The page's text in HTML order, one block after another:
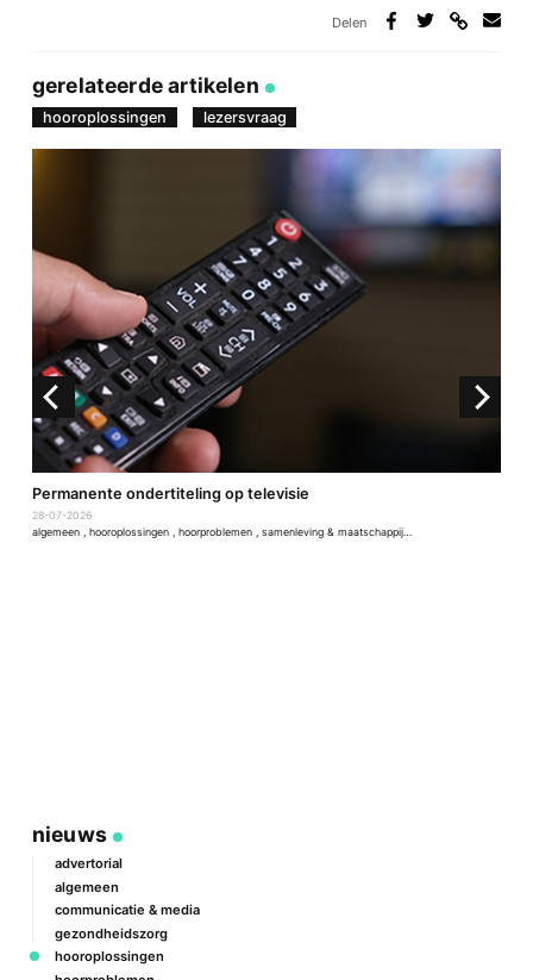
Delen
gerelateerde artikelen
hooroplossingen lezersvraag
Permanente ondertiteling op televisie
28-07-2026
algemeen
hooroplossingen hoorproblemen samenleving & maatschappij
nieuws
advertorial
algemeen
communicatie & media
gezondheidszorg
hooroplossingen